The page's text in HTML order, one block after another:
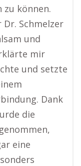
zu können.
Dr. Schmelzer
und
mir
und setzte
Dank
die
eine